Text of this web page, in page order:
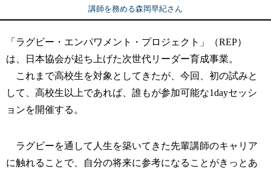
講師を務める森岡早紀さん
「ラグビー・エンパワメント・プロジェクト」（REP）
は、日本協会が起ち上げた次世代リーダー育成事業。
これまで高校生を対象としてきたが、今回、初の試みと
して、高校生以上であれば、誰もが参加可能な1dayセッシ
ョンを開催する。
ラグビーを通して人生を築いてきた先輩講師のキャリア
に触れることで、自分の将来に参考になることがきっとあ